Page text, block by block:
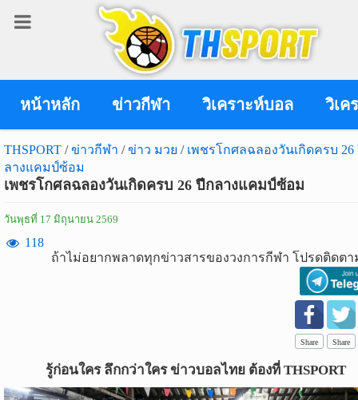
หน้าหลัก ข่าวกีฬา วิเคราะห์บอล วิเค
THSPORT / ข่าวกีฬา / ข่าว มวย / เพชรโกศลฉลองวันเกิดครบ 26
ลางแคมป์ซ้อม
เพชรโกศลฉลองวันเกิดครบ 26 ปีกลางแคมป์ซ้อม
วันพุธที่ 17 มิถุนายน 2569
118
ถ้าไม่อยากพลาดทุกข่าวสารของวงการกีฬา โปรดติดตา
Share Share
รู้ก่อนใคร ลึกกว่าใคร ข่าวบอลไทย ต้องที่ THSPORT
เข้า
เข้าสู่ระบบ
เข้าสู่ระบบด้วย facebook
สมัคร
สมาชิก
บอล